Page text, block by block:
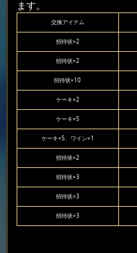
ます。
交換アイテム
招待状×2
招待状×2
招待状×10
ケーキ×2
ケーキ×5
ケーキ×5、ワイン×1
招待状×2
招待状×3
招待状×3
招待状×3